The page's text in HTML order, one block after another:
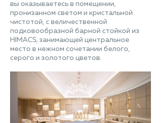
вы оказываетесь в помещении,
пронизанном светом и кристальной
чистотой, с величественной
подковообразной барной стойкой из
HIMACS, занимающей центральное
место в нежном сочетании белого,
серого и золотого цветов.